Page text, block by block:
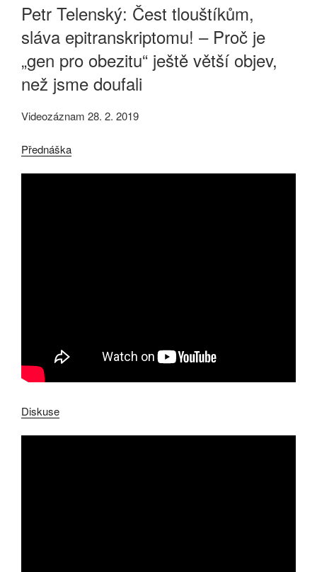
Petr Telenský: Čest tlouštíkům,
sláva epitranskriptomu! – Proč je
„gen pro obezitu“ ještě větší objev,
než jsme doufali
Videozáznam 28. 2. 2019
Přednáška
Diskuse